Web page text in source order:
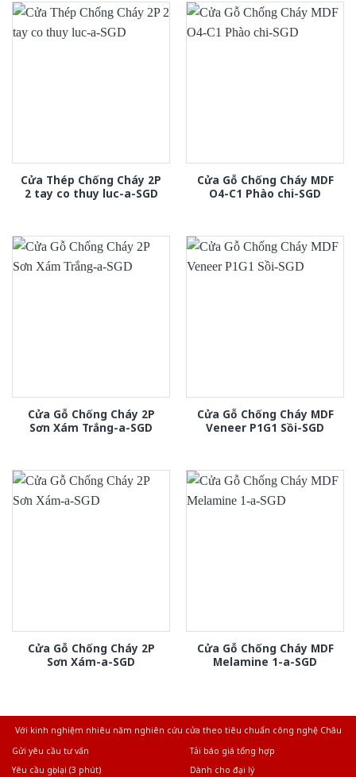
Cửa Thép Chống Cháy 2P
2 tay co thuy luc-a-SGD
Cửa Gỗ Chống Cháy MDF
O4-C1 Phào chi-SGD
Cửa Gỗ Chống Cháy 2P
Sơn Xám Trắng-a-SGD
Cửa Gỗ Chống Cháy MDF
Veneer P1G1 Sồi-SGD
Cửa Gỗ Chống Cháy 2P
Sơn Xám-a-SGD
Cửa Gỗ Chống Cháy MDF
Melamine 1-a-SGD
Với kinh nghiệm nhiêu năm nghiên cứu cửa theo tiêu chuẩn công nghệ Châu
Gửi yêu cầu tư vấn
Tải báo giá tổng hợp
Yêu cầu gọi lại (3 phút)
Dành cho đại lý